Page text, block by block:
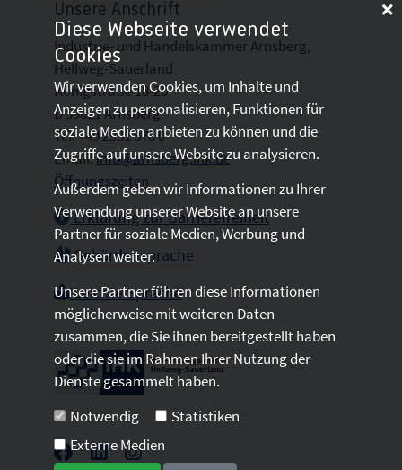
Unsere Anschrift
Industrie- und Handelskammer Arnsberg,
Hellweg-Sauerland
Königstraße 18-20
D 59821 Arnsberg
Tel: +49 2931 878 0
Email:info@arnsberg.ihk.de
Öffnungszeiten
Erklärung zur Barrierefreiheit
Gebärdensprache
Leichte Sprache
Diese Webseite verwendet
Cookies
Wir verwenden Cookies, um Inhalte und
Anzeigen zu personalisieren, Funktionen für
soziale Medien anbieten zu können und die
Zugriffe auf unsere Website zu analysieren.
Außerdem geben wir Informationen zu Ihrer
Verwendung unserer Website an unsere
Partner für soziale Medien, Werbung und
Analysen weiter.
Unsere Partner führen diese Informationen
möglicherweise mit weiteren Daten
zusammen, die Sie ihnen bereitgestellt haben
oder die sie im Rahmen Ihrer Nutzung der
Dienste gesammelt haben.
Notwendig
Statistiken
Externe Medien